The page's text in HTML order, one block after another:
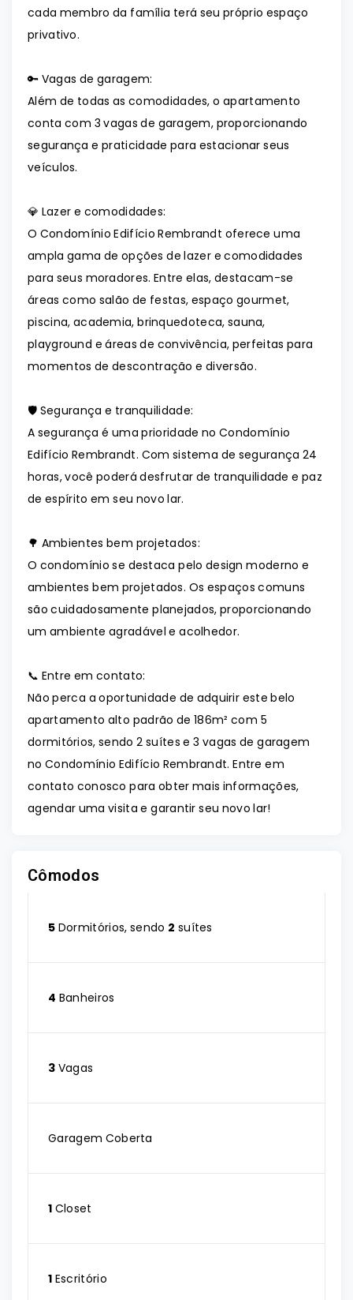
cada membro da família terá seu próprio espaço
privativo.
🔑 Vagas de garagem:
Além de todas as comodidades, o apartamento
conta com 3 vagas de garagem, proporcionando
segurança e praticidade para estacionar seus
veículos.
💎 Lazer e comodidades:
O Condomínio Edifício Rembrandt oferece uma
ampla gama de opções de lazer e comodidades
para seus moradores. Entre elas, destacam-se
áreas como salão de festas, espaço gourmet,
piscina, academia, brinquedoteca, sauna,
playground e áreas de convivência, perfeitas para
momentos de descontração e diversão.
🛡️ Segurança e tranquilidade:
A segurança é uma prioridade no Condomínio
Edifício Rembrandt. Com sistema de segurança 24
horas, você poderá desfrutar de tranquilidade e paz
de espírito em seu novo lar.
🌳 Ambientes bem projetados:
O condomínio se destaca pelo design moderno e
ambientes bem projetados. Os espaços comuns
são cuidadosamente planejados, proporcionando
um ambiente agradável e acolhedor.
📞 Entre em contato:
Não perca a oportunidade de adquirir este belo
apartamento alto padrão de 186m² com 5
dormitórios, sendo 2 suítes e 3 vagas de garagem
no Condomínio Edifício Rembrandt. Entre em
contato conosco para obter mais informações,
agendar uma visita e garantir seu novo lar!
Cômodos
5 Dormitórios, sendo 2 suítes
4 Banheiros
3 Vagas
Garagem Coberta
1 Closet
1 Escritório